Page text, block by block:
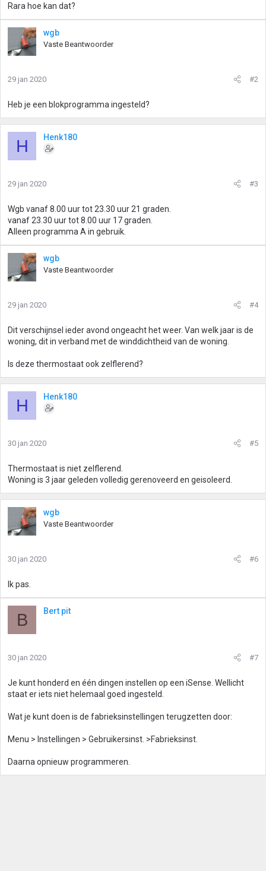
Rara hoe kan dat?
wgb
Vaste Beantwoorder
29 jan 2020 #2
Heb je een blokprogramma ingesteld?
H Henk180
29 jan 2020 #3
Wgb vanaf 8.00 uur tot 23.30 uur 21 graden.
vanaf 23.30 uur tot 8.00 uur 17 graden.
Alleen programma A in gebruik.
wgb
Vaste Beantwoorder
29 jan 2020 #4
Dit verschijnsel ieder avond ongeacht het weer. Van welk jaar is de
woning, dit in verband met de winddichtheid van de woning.
Is deze thermostaat ook zelflerend?
H Henk180
30 jan 2020 #5
Thermostaat is niet zelflerend.
Woning is 3 jaar geleden volledig gerenoveerd en geisoleerd.
wgb
Vaste Beantwoorder
30 jan 2020 #6
Ik pas.
B Bert pit
30 jan 2020 #7
Je kunt honderd en één dingen instellen op een iSense. Wellicht
staat er iets niet helemaal goed ingesteld.
Wat je kunt doen is de fabrieksinstellingen terugzetten door:
Menu > Instellingen > Gebruikersinst. >Fabrieksinst.
Daarna opnieuw programmeren.